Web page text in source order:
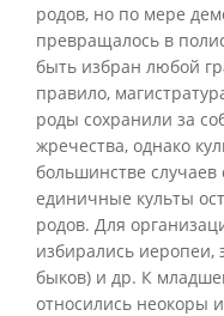
родов, но по мере
превращалось в
быть избран любой
правило,
роды сохранили за
жречества, однако
большинстве
единичные культы
родов. Для
избирались иеропеи,
быков) и др. К
относились неокоры